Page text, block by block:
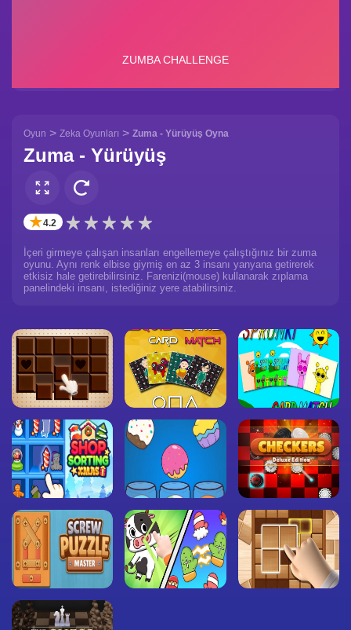
Oyun > Zeka Oyunları > Zuma - Yürüyüş Oyna
Zuma - Yürüyüş
✭4.2
İçeri girmeye çalışan insanları engellemeye çalıştığınız bir zuma
oyunu. Aynı renk elbise giymiş en az 3 insanı yanyana getirerek
etkisiz hale getirebilirsiniz. Farenizi(mouse) kullanarak zıplama
panelindeki insanı, istediğiniz yere atabilirsiniz.